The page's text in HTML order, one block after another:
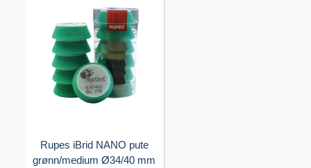
Rupes iBrid NANO pute
grønn/medium Ø34/40 mm